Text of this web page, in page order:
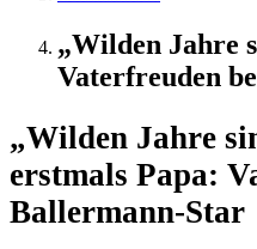
„Wilden Jahre
Vaterfreuden
„Wilden Jahre
erstmals Papa:
Ballermann-Star